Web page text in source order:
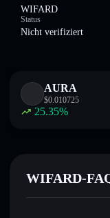
WIFARD
Status
Nicht verifiziert
AURA
$0.010725
25.35%
WIFARD-